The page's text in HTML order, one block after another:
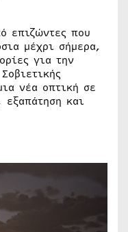
επιζώντες που
μέχρι σήμερα,
για την
νέα οπτική σε
εξαπάτηση και